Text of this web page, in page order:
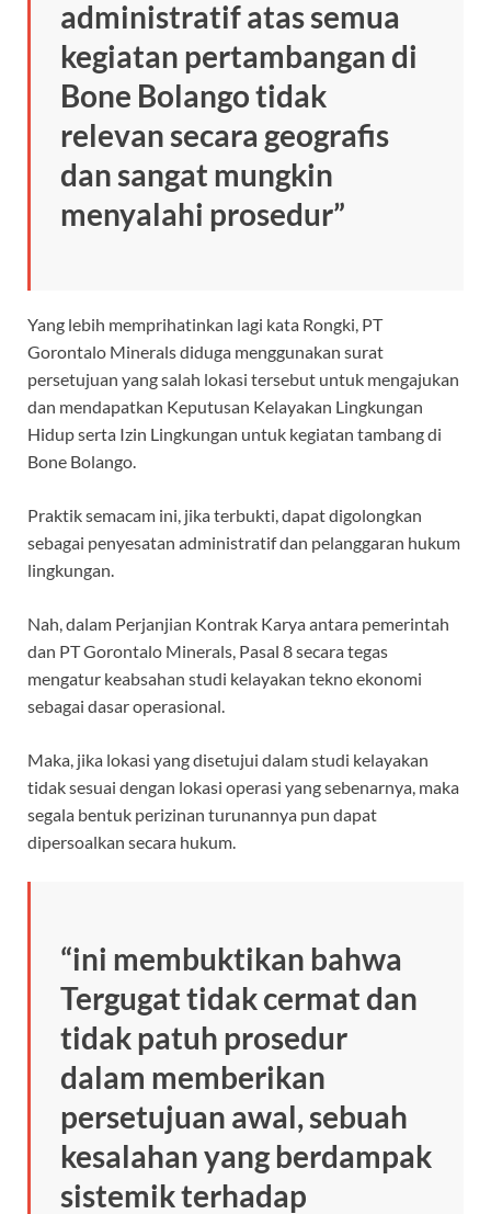
administratif atas semua
kegiatan pertambangan di
Bone Bolango tidak
relevan secara geografis
dan sangat mungkin
menyalahi prosedur”
Yang lebih memprihatinkan lagi kata Rongki, PT
Gorontalo Minerals diduga menggunakan surat
persetujuan yang salah lokasi tersebut untuk mengajukan
dan mendapatkan Keputusan Kelayakan Lingkungan
Hidup serta Izin Lingkungan untuk kegiatan tambang di
Bone Bolango.
Praktik semacam ini, jika terbukti, dapat digolongkan
sebagai penyesatan administratif dan pelanggaran hukum
lingkungan.
Nah, dalam Perjanjian Kontrak Karya antara pemerintah
dan PT Gorontalo Minerals, Pasal 8 secara tegas
mengatur keabsahan studi kelayakan tekno ekonomi
sebagai dasar operasional.
Maka, jika lokasi yang disetujui dalam studi kelayakan
tidak sesuai dengan lokasi operasi yang sebenarnya, maka
segala bentuk perizinan turunannya pun dapat
dipersoalkan secara hukum.
“ini membuktikan bahwa
Tergugat tidak cermat dan
tidak patuh prosedur
dalam memberikan
persetujuan awal, sebuah
kesalahan yang berdampak
sistemik terhadap